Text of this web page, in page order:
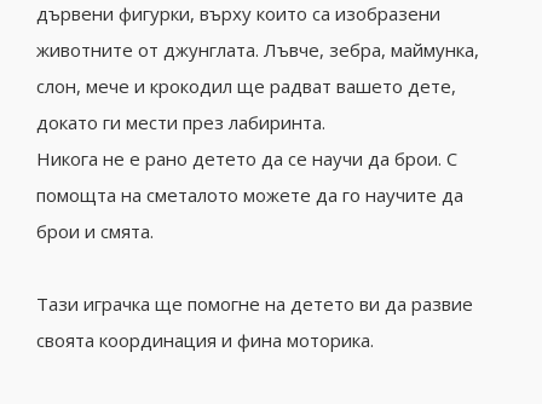
дървени фигурки, върху които са изобразени
животните от джунглата. Лъвче, зебра, маймунка,
слон, мече и крокодил ще радват вашето дете,
докато ги мести през лабиринта.
Никога не е рано детето да се научи да брои. С
помощта на сметалото можете да го научите да
брои и смята.
Тази играчка ще помогне на детето ви да развие
своята координация и фина моторика.